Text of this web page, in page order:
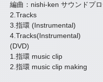
編曲：nishi-ken サウンドプ
2.Tracks
3.指環 (Instrumental)
4.Tracks(Instrumental)
(DVD)
1.指環 music clip
2.指環 music clip making